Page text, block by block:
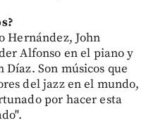
Hernández, John
Alfonso en el piano y
Son músicos que
del jazz en el mundo,
por hacer esta